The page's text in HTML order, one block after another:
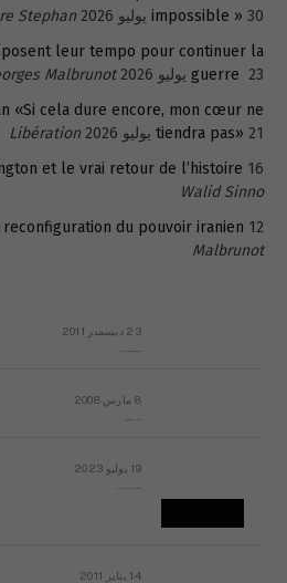
impossible » 30 يوليو 2026
Stephan
leur tempo pour continuer la
guerre 23 يوليو 2026
Malbrunot
«Si cela dure encore, mon cœur ne
tiendra pas» 21 يوليو 2026
Libération
et le vrai retour de l’histoire 16 يوليو 2026
Walid Sinno
reconfiguration du pouvoir iranien 12 يوليو 2026
Malbrunot
23 ديسمبر 2011
8 مارس 2008
19 يوليو 2023
14 يناير 2011